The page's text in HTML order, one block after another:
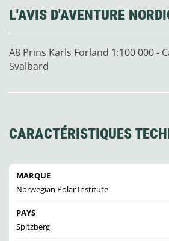
L'AVIS D'AVENTURE
A8 Prins Karls Forland 1:100 000 -
Svalbard
CARACTÉRISTIQUES
MARQUE
Norwegian Polar Institute
PAYS
Spitzberg